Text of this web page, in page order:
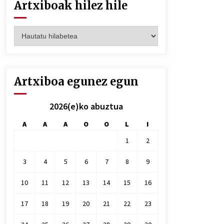
Artxiboak hilez hile
hilez
Artxiboa egunez egun
2026(e)ko abuztua
A A A O O L
I
1
2
3 4 5 6 7 8 9
10 11 12 13 14 15 16
17 18 19 20 21 22 23